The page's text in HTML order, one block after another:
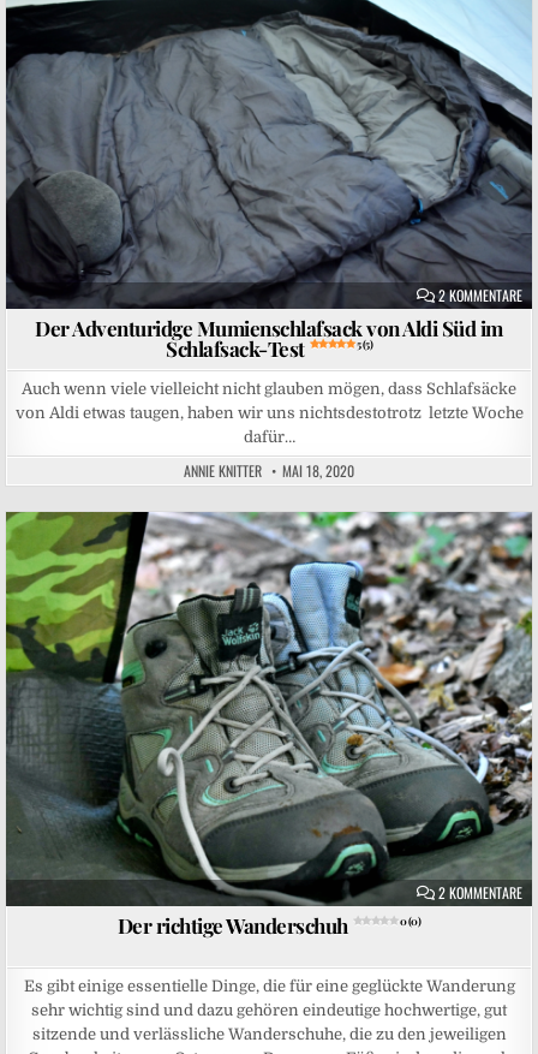
2 KOMMENTARE
Der Adventuridge Mumienschlafsack von Aldi Süd im
Schlafsack-Test 5 (5)
Auch wenn viele vielleicht nicht glauben mögen, dass Schlafsäcke
von Aldi etwas taugen, haben wir uns nichtsdestotrotz letzte Woche
dafür…
ANNIE KNITTER MAI 18, 2020
2 KOMMENTAREZU
Posted in
Der richtige Wanderschuh 0 (0)
Es gibt einige essentielle Dinge, die für eine geglückte Wanderung
sehr wichtig sind und dazu gehören eindeutige hochwertige, gut
sitzende und verlässliche Wanderschuhe, die zu den jeweiligen